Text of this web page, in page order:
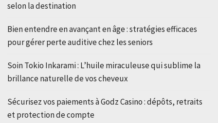
selon la destination
Bien entendre en avançant en âge : stratégies efficaces
pour gérer perte auditive chez les seniors
Soin Tokio Inkarami : L’huile miraculeuse qui sublime la
brillance naturelle de vos cheveux
Sécurisez vos paiements à Godz Casino : dépôts, retraits
et protection de compte